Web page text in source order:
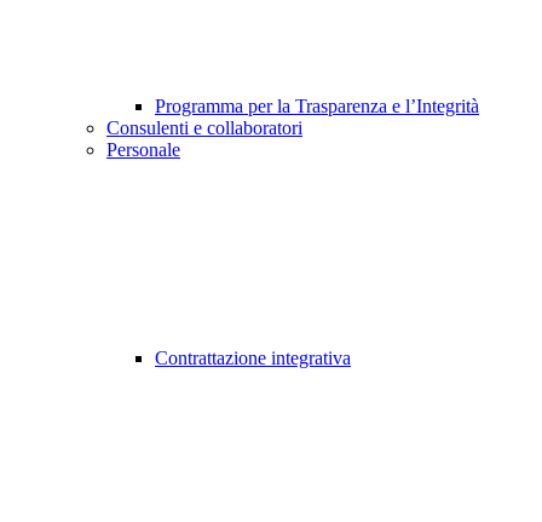
Programma per la Trasparenza e l’Integrità
Consulenti e collaboratori
Personale
Contrattazione integrativa